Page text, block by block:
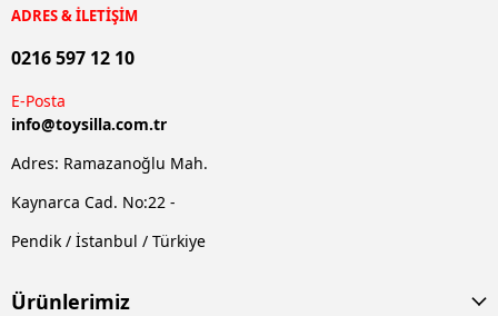
ADRES & İLETİŞİM
0216 597 12 10
E-Posta
info@toysilla.com.tr
Adres: Ramazanoğlu Mah.
Kaynarca Cad. No:22 -
Pendik / İstanbul / Türkiye
Ürünlerimiz